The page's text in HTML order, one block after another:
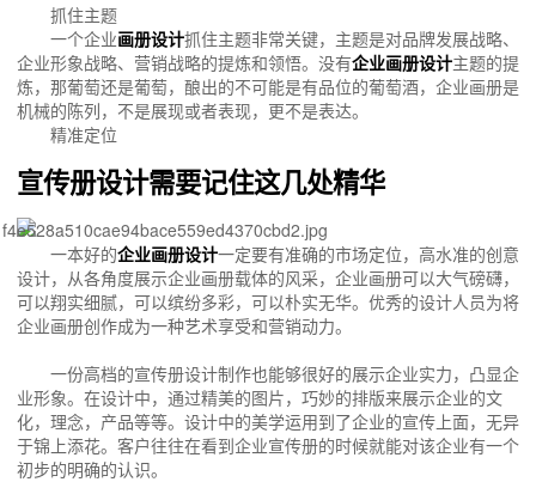
抓住主题
一个企业画册设计抓住主题非常关键，主题是对品牌发展战略、
企业形象战略、营销战略的提炼和领悟。没有企业画册设计主题的提
炼，那葡萄还是葡萄，酿出的不可能是有品位的葡萄酒，企业画册是
机械的陈列，不是展现或者表现，更不是表达。
精准定位
宣传册设计需要记住这几处精华
一本好的企业画册设计一定要有准确的市场定位，高水准的创意
设计，从各角度展示企业画册载体的风采，企业画册可以大气磅礴，
可以翔实细腻，可以缤纷多彩，可以朴实无华。优秀的设计人员为将
企业画册创作成为一种艺术享受和营销动力。
一份高档的宣传册设计制作也能够很好的展示企业实力，凸显企
业形象。在设计中，通过精美的图片，巧妙的排版来展示企业的文
化，理念，产品等等。设计中的美学运用到了企业的宣传上面，无异
于锦上添花。客户往往在看到企业宣传册的时候就能对该企业有一个
初步的明确的认识。